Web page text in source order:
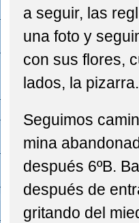
a seguir, las
una foto y
con sus flores,
lados, la pizarra.
Seguimos
mina
después 6ºB.
después de
gritando del